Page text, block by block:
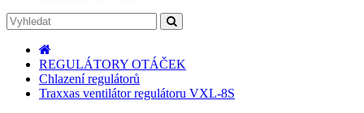
REGULÁTORY OTÁČEK
Chlazení regulátorů
Traxxas ventilátor regulátoru VXL-8S